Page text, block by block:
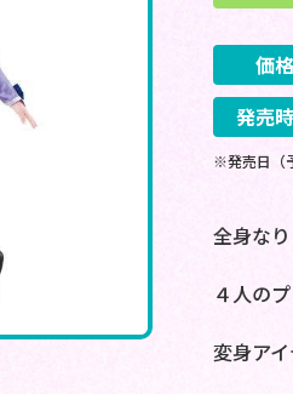
価格
発売
※発売日（
全身な
４人の
変身ア